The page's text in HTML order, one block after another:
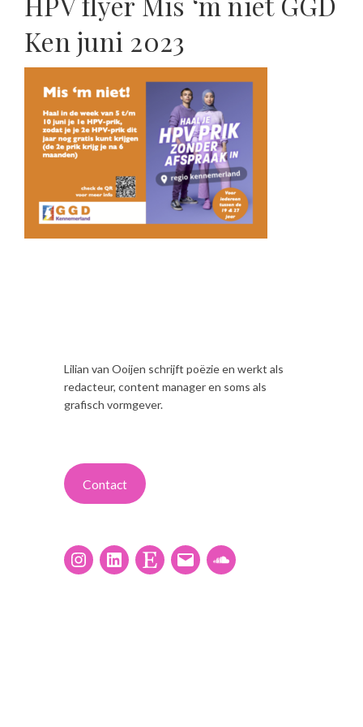
Ken juni 2023
Lilian van Ooijen schrijft poëzie en werkt als
redacteur, content manager en soms als
grafisch vormgever.
Contact